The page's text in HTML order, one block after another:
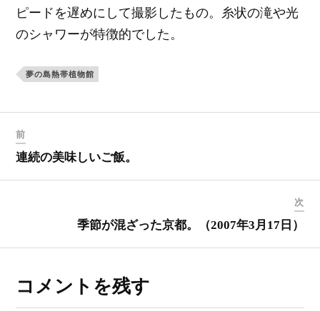
ピードを遅めにして撮影したもの。糸状の滝や光
のシャワーが特徴的でした。
夢の島熱帯植物館
前
連続の美味しいご飯。
次
季節が混ざった京都。（2007年3月17日）
コメントを残す